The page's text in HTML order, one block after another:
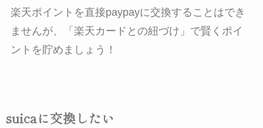
楽天ポイントを直接paypayに交換することはでき
ませんが、「楽天カードとの紐づけ」で賢くポイ
ントを貯めましょう！
suicaに交換したい